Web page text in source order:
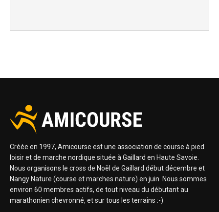
Créée en 1997, Amicourse est une association de course à pied
loisir et de marche nordique située à Gaillard en Haute Savoie.
Nous organisons le cross de Noël de Gaillard début décembre et
Nangy Nature (course et marches nature) en juin. Nous sommes
environ 60 membres actifs, de tout niveau du débutant au
marathonien chevronné, et sur tous les terrains :-)